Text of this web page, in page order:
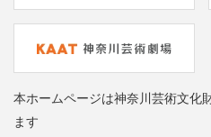
本ホームページは神奈川芸術文化
ます